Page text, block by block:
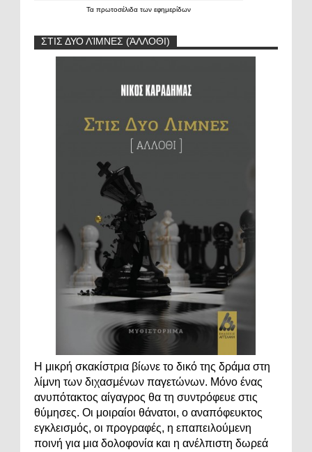
Τα πρωτοσέλιδα των εφημερίδων
ΣΤΙΣ ΔΥΟ ΛΊΜΝΕΣ (ΆΛΛΟΘΙ)
Η μικρή σκακίστρια βίωνε το δικό της δράμα στη
λίμνη των διχασμένων παγετώνων. Μόνο ένας
ανυπότακτος αίγαγρος θα τη συντρόφευε στις
θύμησες. Οι μοιραίοι θάνατοι, ο αναπόφευκτος
εγκλεισμός, οι προγραφές, η επαπειλούμενη
ποινή για μια δολοφονία και η ανέλπιστη δωρεά